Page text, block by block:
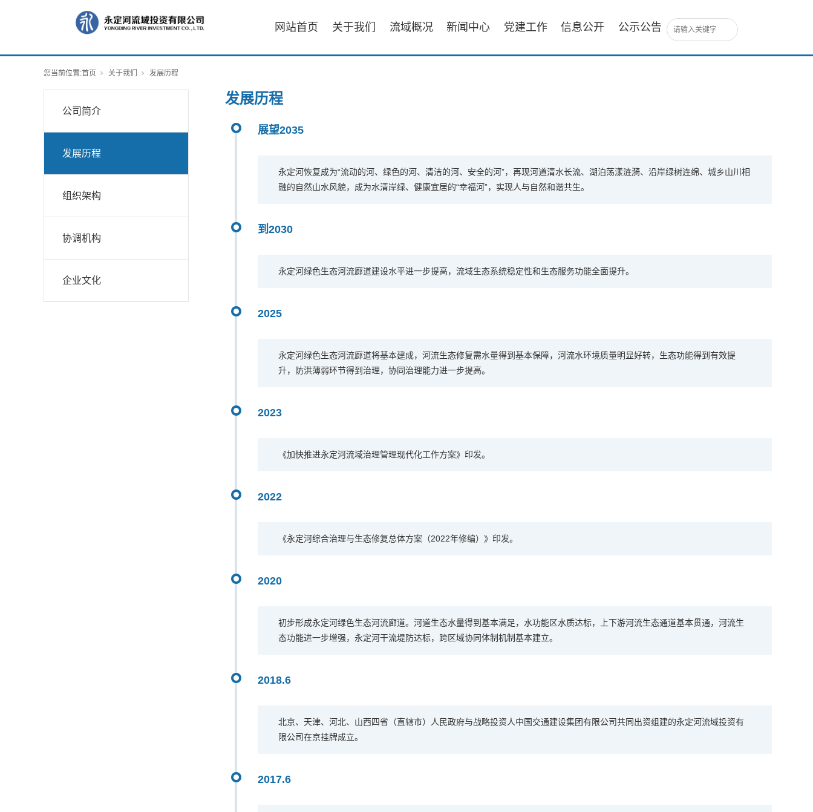
网站首页 关于我们 流域概况 新闻中心 党建工作 信息公开 公示公告
您当前位置:首页 关于我们 发展历程
公司简介
发展历程
组织架构
协调机构
企业文化
发展历程
展望2035
永定河恢复成为“流动的河、绿色的河、清洁的河、安全的河”，再现河道清水长流、湖泊荡漾涟漪、沿岸绿树连绵、城乡山川相
融的自然山水风貌，成为水清岸绿、健康宜居的“幸福河”，实现人与自然和谐共生。
到2030
永定河绿色生态河流廊道建设水平进一步提高，流域生态系统稳定性和生态服务功能全面提升。
2025
永定河绿色生态河流廊道将基本建成，河流生态修复需水量得到基本保障，河流水环境质量明显好转，生态功能得到有效提
升，防洪薄弱环节得到治理，协同治理能力进一步提高。
2023
《加快推进永定河流域治理管理现代化工作方案》印发。
2022
《永定河综合治理与生态修复总体方案（2022年修编）》印发。
2020
初步形成永定河绿色生态河流廊道。河道生态水量得到基本满足，水功能区水质达标，上下游河流生态通道基本贯通，河流生
态功能进一步增强，永定河干流堤防达标，跨区域协同体制机制基本建立。
2018.6
北京、天津、河北、山西四省（直辖市）人民政府与战略投资人中国交通建设集团有限公司共同出资组建的永定河流域投资有
限公司在京挂牌成立。
2017.6